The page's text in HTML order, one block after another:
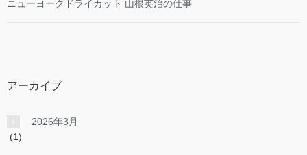
ニューヨークドライカット 山根英治の仕事
アーカイブ
2026年3月
(1)